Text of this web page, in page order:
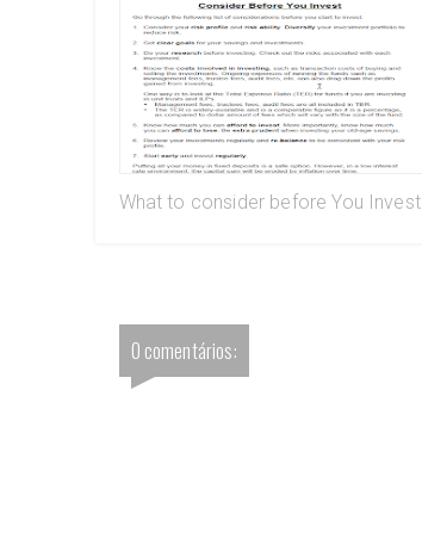
What to consider before You Invest
0 comentários: